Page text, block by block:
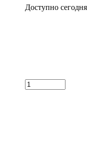
Доступно сегодня